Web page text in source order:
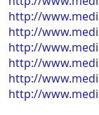
http://
http://
http://
http://
http://
http://